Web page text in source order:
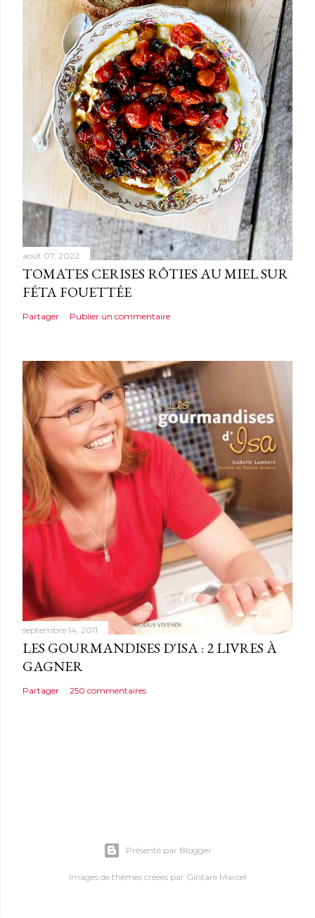
août 07, 2022
TOMATES CERISES RÔTIES AU MIEL SUR
FÉTA FOUETTÉE
Partager Publier un commentaire
septembre 14, 2011
LES GOURMANDISES D'ISA : 2 LIVRES À
GAGNER
Partager 250 commentaires
Présenté par Blogger
Images de thèmes créées par Gintare Marcel